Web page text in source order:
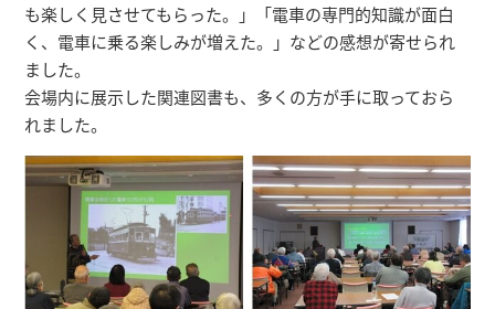
も楽しく見させてもらった。」「電車の専門的知識が面白
く、電車に乗る楽しみが増えた。」などの感想が寄せられ
ました。
会場内に展示した関連図書も、多くの方が手に取っておら
れました。